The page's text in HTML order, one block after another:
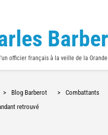
officier français à la veille de la
> Blog Barberot > Combattants
retrouvé